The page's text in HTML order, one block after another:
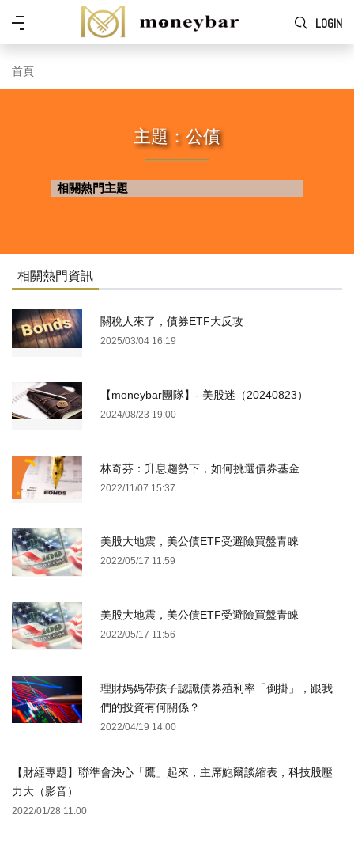
Skip to main content
LOGIN
功
首頁
主題：公債
相關熱門主題
相關熱門資訊
關稅人來了，債券ETF大反攻
2025/03/04 16:19
【moneybar團隊】- 美股迷（20240823）
2024/08/23 19:00
林奇芬：升息趨勢下，如何挑選債券基金
2022/11/07 15:37
美股大地震，美公債ETF受避險買盤青睞
2022/05/17 11:59
美股大地震，美公債ETF受避險買盤青睞
2022/05/17 11:56
理財媽媽帶孩子認識債券殖利率「倒掛」，跟我
們的投資有何關係？
2022/04/19 14:00
【財經專題】聯準會決心「鷹」起來，主席鮑爾談縮表，科技股壓
力大（影音）
2022/01/28 11:00